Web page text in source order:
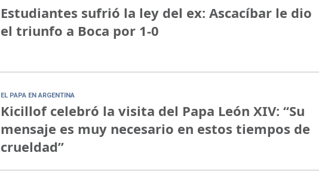
Estudiantes sufrió la ley del ex: Ascacíbar le dio
el triunfo a Boca por 1-0
EL PAPA EN ARGENTINA
Kicillof celebró la visita del Papa León XIV: “Su
mensaje es muy necesario en estos tiempos de
crueldad”